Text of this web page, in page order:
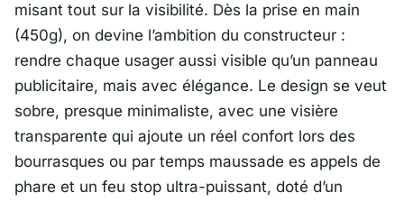
misant tout sur la visibilité. Dès la prise en main
(450g), on devine l’ambition du constructeur :
rendre chaque usager aussi visible qu’un panneau
publicitaire, mais avec élégance. Le design se veut
sobre, presque minimaliste, avec une visière
transparente qui ajoute un réel confort lors des
bourrasques ou par temps maussade es appels de
phare et un feu stop ultra-puissant, doté d’un